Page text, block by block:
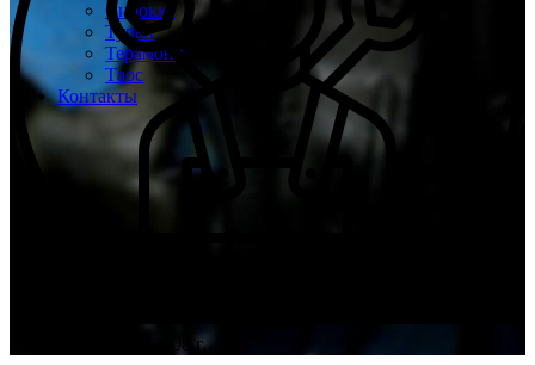
Сирокко
Туран
Терамонт
Таос
Контакты
Опыт мастеров с 2008 г.